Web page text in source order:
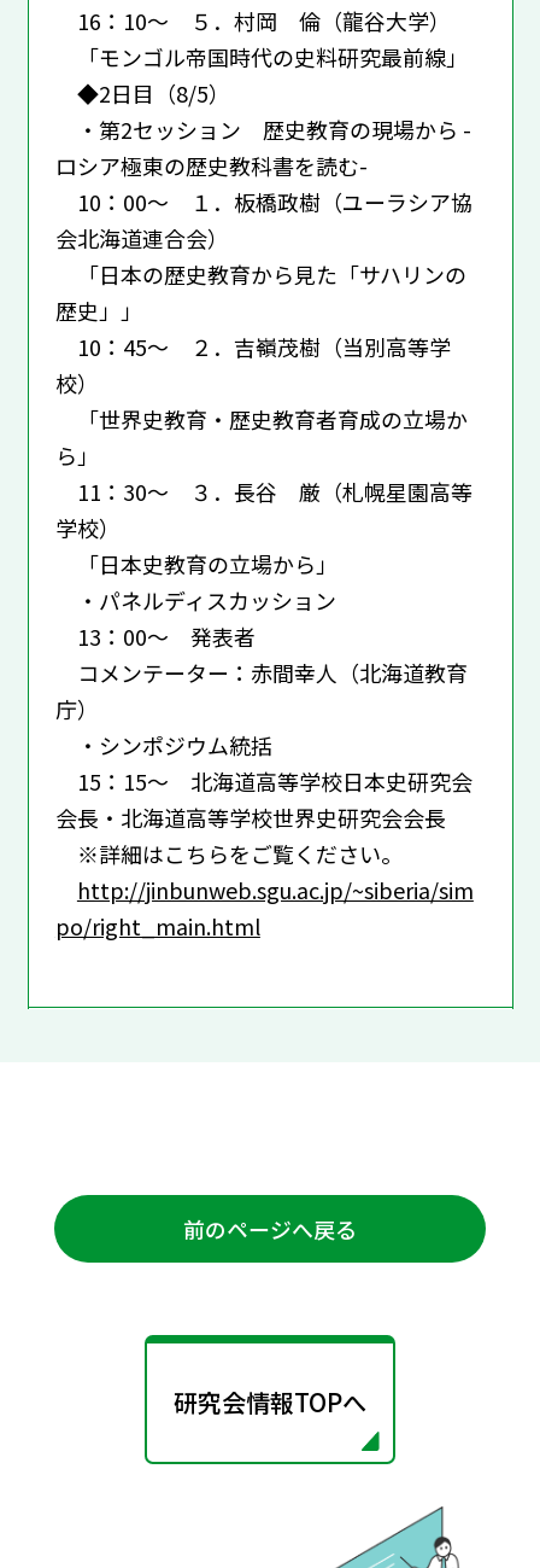
16：10～ ５．村岡 倫（龍谷大学）
「モンゴル帝国時代の史料研究最前線」
◆2日目（8/5）
・第2セッション 歴史教育の現場から -
ロシア極東の歴史教科書を読む-
10：00～ １．板橋政樹（ユーラシア協
会北海道連合会）
「日本の歴史教育から見た「サハリンの
歴史」」
10：45～ ２．吉嶺茂樹（当別高等学
校）
「世界史教育・歴史教育者育成の立場か
ら」
11：30～ ３．長谷 厳（札幌星園高等
学校）
「日本史教育の立場から」
・パネルディスカッション
13：00～ 発表者
コメンテーター：赤間幸人（北海道教育
庁）
・シンポジウム統括
15：15～ 北海道高等学校日本史研究会
会長・北海道高等学校世界史研究会会長
※詳細はこちらをご覧ください。
http://jinbunweb.sgu.ac.jp/~siberia/sim
po/right_main.html
前のページへ戻る
研究会情報TOPへ